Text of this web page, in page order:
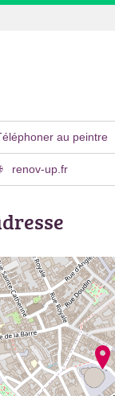
au peintre
renov-up.fr